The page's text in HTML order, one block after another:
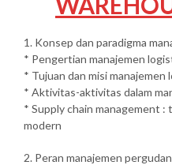
1. Konsep dan paradigma
* Pengertian manajemen
* Tujuan dan misi manajemen
* Aktivitas-aktivitas dalam
* Supply chain management
modern
2. Peran manajemen